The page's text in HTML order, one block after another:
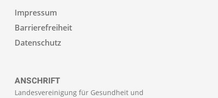
ANSCHRIFT
Landesvereinigung für Gesundheit und
Impressum
Barrierefreiheit
Datenschutz